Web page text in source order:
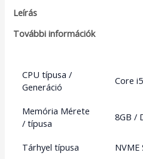
Leírás
További információk
CPU típusa /
Generáció
Core
Memória Mérete
/ típusa
8GB /
Tárhyel típusa
NVME